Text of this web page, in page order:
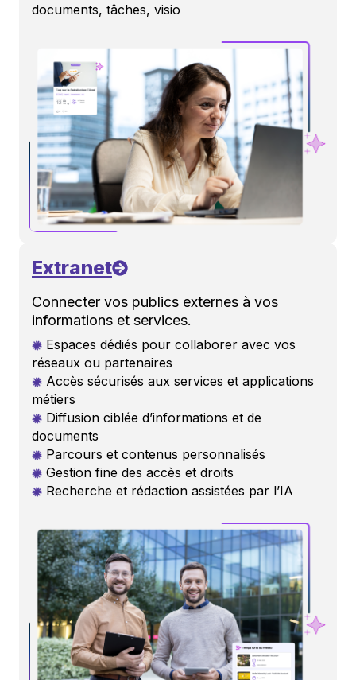
documents, tâches, visio
Extranet
Connecter vos publics externes à vos
informations et services.
Espaces dédiés pour collaborer avec vos
réseaux ou partenaires
Accès sécurisés aux services et applications
métiers
Diffusion ciblée d’informations et de
documents
Parcours et contenus personnalisés
Gestion fine des accès et droits
Recherche et rédaction assistées par l’IA